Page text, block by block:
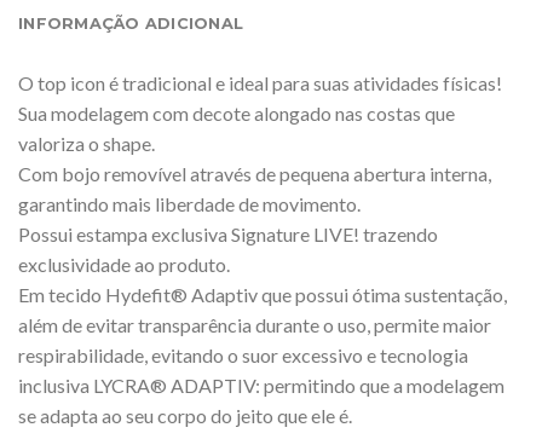
INFORMAÇÃO ADICIONAL
O top icon é tradicional e ideal para suas atividades físicas!
Sua modelagem com decote alongado nas costas que
valoriza o shape.
Com bojo removível através de pequena abertura interna,
garantindo mais liberdade de movimento.
Possui estampa exclusiva Signature LIVE! trazendo
exclusividade ao produto.
Em tecido Hydefit® Adaptiv que possui ótima sustentação,
além de evitar transparência durante o uso, permite maior
respirabilidade, evitando o suor excessivo e tecnologia
inclusiva LYCRA® ADAPTIV: permitindo que a modelagem
se adapta ao seu corpo do jeito que ele é.